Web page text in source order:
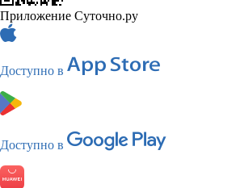
Приложение Суточно.ру
Доступно в
Доступно в